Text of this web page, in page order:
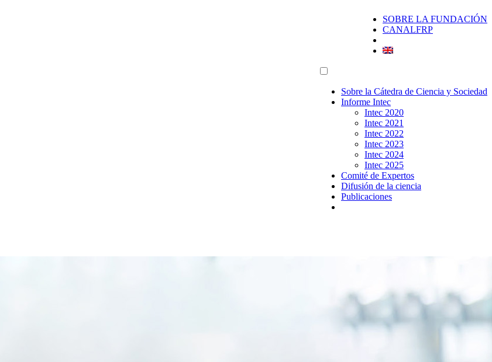
SOBRE LA FUNDACIÓN
CANALFRP
Sobre la Cátedra de Ciencia y Sociedad
Informe Intec
Intec 2020
Intec 2021
Intec 2022
Intec 2023
Intec 2024
Intec 2025
Comité de Expertos
Difusión de la ciencia
Publicaciones